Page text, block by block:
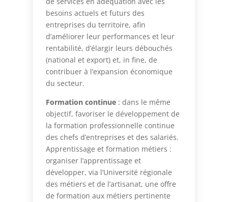
besoins actuels et futurs des
entreprises du territoire, afin
d’améliorer leur performances et leur
rentabilité, d’élargir leurs débouchés
(national et export) et, in fine, de
contribuer à l’expansion économique
du secteur.
Formation continue: dans le même
objectif, favoriser le développement de
la formation professionnelle continue
des chefs d’entreprises et des salariés.
Apprentissage et formation métiers :
organiser l’apprentissage et
développer, via l’Université régionale
des métiers et de l’artisanat, une offre
de formation aux métiers pertinente